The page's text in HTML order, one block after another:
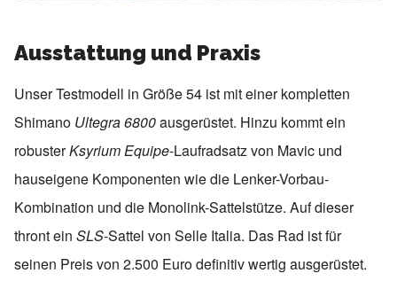
Ausstattung und Praxis
Unser Testmodell in Größe 54 ist mit einer kompletten
Shimano Ultegra 6800ausgerüstet. Hinzu kommt ein
robusterKsyrium Equipe-Laufradsatz von Mavic und
hauseigene Komponenten wie die Lenker-Vorbau-
Kombination und die Monolink-Sattelstütze. Auf dieser
thront ein SLS-Sattel von Selle Italia. Das Rad ist für
seinen Preis von 2.500 Euro definitiv wertig ausgerüstet.